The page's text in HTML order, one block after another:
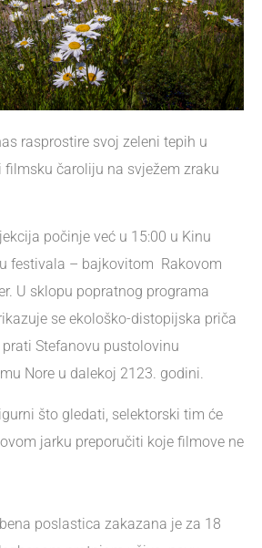
rasprostire svoj zeleni tepih u
filmsku čaroliju na svježem zraku
počinje već u 15:00 u Kinu
festivala – bajkovitom Rakovom
U sklopu popratnog programa
se ekološko-distopijska priča
prati Stefanovu pustolovinu
Nore u dalekoj 2123. godini.
što gledati, selektorski tim će
jarku preporučiti koje filmove ne
poslastica zakazana je za 18